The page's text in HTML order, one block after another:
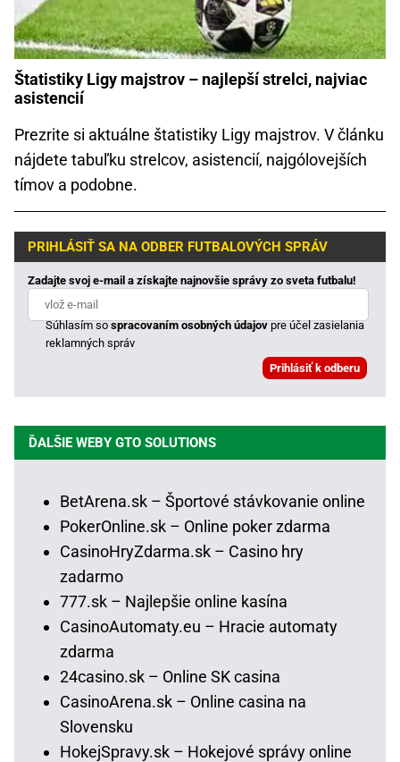
Štatistiky Ligy majstrov – najlepší strelci, najviac
asistencií
Prezrite si aktuálne štatistiky Ligy majstrov. V článku
nájdete tabuľku strelcov, asistencií, najgólovejších
tímov a podobne.
PRIHLÁSIŤ SA NA ODBER FUTBALOVÝCH SPRÁV
Zadajte svoj e-mail a získajte najnovšie správy zo sveta futbalu!
Súhlasím sospracovaním osobných údajovpre účel zasielania
reklamných správ
ĎALŠIE WEBY GTO SOLUTIONS
BetArena.sk – Športové stávkovanie online
PokerOnline.sk – Online poker zdarma
CasinoHryZdarma.sk – Casino hry
zadarmo
777.sk – Najlepšie online kasína
CasinoAutomaty.eu – Hracie automaty
zdarma
24casino.sk – Online SK casina
CasinoArena.sk – Online casina na
Slovensku
HokejSpravy.sk – Hokejové správy online